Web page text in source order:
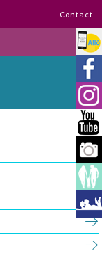
Contact
Allo